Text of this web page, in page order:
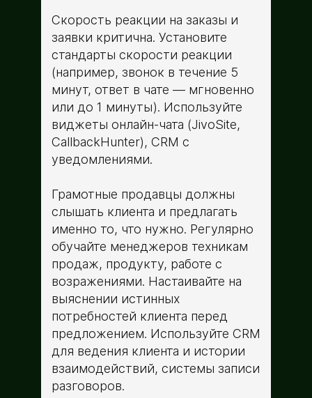
Скорость реакции на заказы и
заявки критична. Установите
стандарты скорости реакции
(например, звонок в течение 5
минут, ответ в чате — мгновенно
или до 1 минуты). Используйте
виджеты онлайн-чата (JivoSite,
CallbackHunter), CRM с
уведомлениями.
Грамотные продавцы должны
слышать клиента и предлагать
именно то, что нужно. Регулярно
обучайте менеджеров техникам
продаж, продукту, работе с
возражениями. Настаивайте на
выяснении истинных
потребностей клиента перед
предложением. Используйте CRM
для ведения клиента и истории
взаимодействий, системы записи
разговоров.